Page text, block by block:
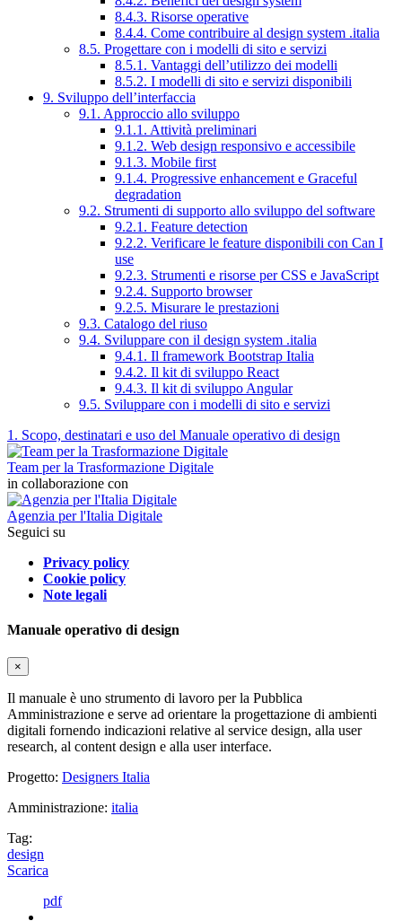
8.4.3. Risorse operative
8.4.4. Come contribuire al design system .italia
8.5. Progettare con i modelli di sito e servizi
8.5.1. Vantaggi dell’utilizzo dei modelli
8.5.2. I modelli di sito e servizi disponibili
9. Sviluppo dell’interfaccia
9.1. Approccio allo sviluppo
9.1.1. Attività preliminari
9.1.2. Web design responsivo e accessibile
9.1.3. Mobile first
9.1.4. Progressive enhancement e Graceful
degradation
9.2. Strumenti di supporto allo sviluppo del software
9.2.1. Feature detection
9.2.2. Verificare le feature disponibili con Can I
use
9.2.3. Strumenti e risorse per CSS e JavaScript
9.2.4. Supporto browser
9.2.5. Misurare le prestazioni
9.3. Catalogo del riuso
9.4. Sviluppare con il design system .italia
9.4.1. Il framework Bootstrap Italia
9.4.2. Il kit di sviluppo React
9.4.3. Il kit di sviluppo Angular
9.5. Sviluppare con i modelli di sito e servizi
1. Scopo, destinatari e uso del Manuale operativo di design
Team per la Trasformazione Digitale
in collaborazione con
Agenzia per l'Italia Digitale
Seguici su
Privacy policy
Cookie policy
Note legali
Manuale operativo di design
×
Il manuale è uno strumento di lavoro per la Pubblica
Amministrazione e serve ad orientare la progettazione di ambienti
digitali fornendo indicazioni relative al service design, alla user
research, al content design e alla user interface.
Progetto: Designers Italia
Amministrazione: italia
Tag:
design
Scarica
pdf